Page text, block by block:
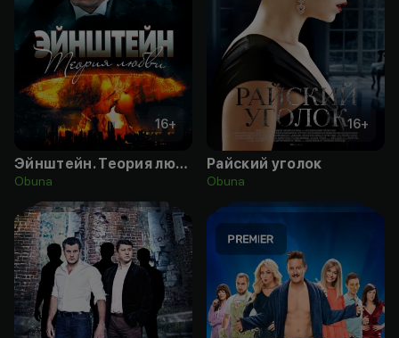
16+
Эйнштейн. Теория любви
Obuna
16+
Райский уголок
Obuna